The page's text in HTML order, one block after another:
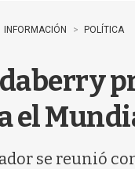
INFORMACIÓN POLÍTICA
el
se reunió